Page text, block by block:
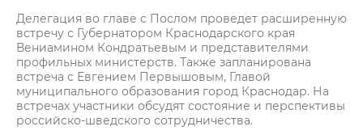
Делегация во главе с Послом проведет расширенную
встречу с Губернатором Краснодарского края
Вениамином Кондратьевым и представителями
профильных министерств. Также запланирована
встреча с Евгением Первышовым, Главой
муниципального образования город Краснодар. На
встречах участники обсудят состояние и перспективы
российско-шведского сотрудничества.